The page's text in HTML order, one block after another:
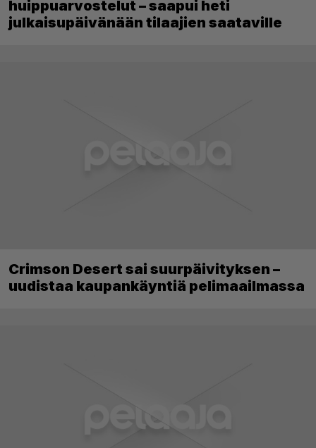
huippuarvostelut – saapui heti
julkaisupäivänään tilaajien saataville
Crimson Desert sai suurpäivityksen –
uudistaa kaupankäyntiä pelimaailmassa